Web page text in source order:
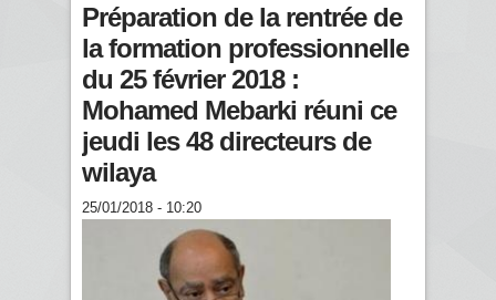
Préparation de la rentrée de
la formation professionnelle
du 25 février 2018 :
Mohamed Mebarki réuni ce
jeudi les 48 directeurs de
wilaya
25/01/2018 - 10:20